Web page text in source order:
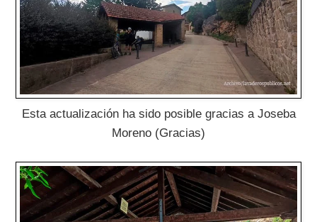
Esta actualización ha sido posible gracias a Joseba
Moreno (Gracias)